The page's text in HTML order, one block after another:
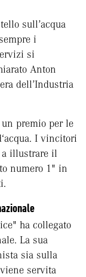
sull’acqua
i
si
Anton
dell’Industria
premio per le
I vincitori
illustrare il
numero 1" in
ha collegato
La sua
sia sulla
servita